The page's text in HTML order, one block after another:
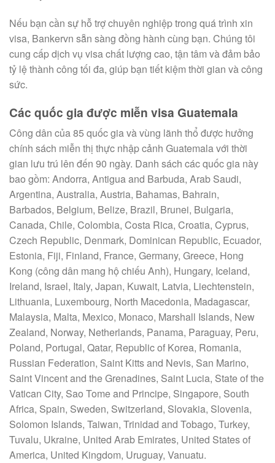
Nếu bạn cần sự hỗ trợ chuyên nghiệp trong quá trình xin
visa, Bankervn sẵn sàng đồng hành cùng bạn. Chúng tôi
cung cấp dịch vụ visa chất lượng cao, tận tâm và đảm bảo
tỷ lệ thành công tối đa, giúp bạn tiết kiệm thời gian và công
sức.
Các quốc gia được miễn visa Guatemala
Công dân của 85 quốc gia và vùng lãnh thổ được hưởng
chính sách miễn thị thực nhập cảnh Guatemala với thời
gian lưu trú lên đến 90 ngày. Danh sách các quốc gia này
bao gồm: Andorra, Antigua and Barbuda, Arab Saudi,
Argentina, Australia, Austria, Bahamas, Bahrain,
Barbados, Belgium, Belize, Brazil, Brunei, Bulgaria,
Canada, Chile, Colombia, Costa Rica, Croatia, Cyprus,
Czech Republic, Denmark, Dominican Republic, Ecuador,
Estonia, Fiji, Finland, France, Germany, Greece, Hong
Kong (công dân mang hộ chiếu Anh), Hungary, Iceland,
Ireland, Israel, Italy, Japan, Kuwait, Latvia, Liechtenstein,
Lithuania, Luxembourg, North Macedonia, Madagascar,
Malaysia, Malta, Mexico, Monaco, Marshall Islands, New
Zealand, Norway, Netherlands, Panama, Paraguay, Peru,
Poland, Portugal, Qatar, Republic of Korea, Romania,
Russian Federation, Saint Kitts and Nevis, San Marino,
Saint Vincent and the Grenadines, Saint Lucia, State of the
Vatican City, Sao Tome and Principe, Singapore, South
Africa, Spain, Sweden, Switzerland, Slovakia, Slovenia,
Solomon Islands, Taiwan, Trinidad and Tobago, Turkey,
Tuvalu, Ukraine, United Arab Emirates, United States of
America, United Kingdom, Uruguay, Vanuatu.